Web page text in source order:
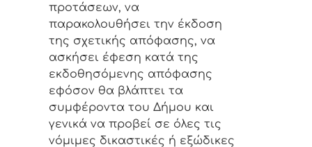
προτάσεων, να
παρακολουθήσει την έκδοση
της σχετικής απόφασης, να
ασκήσει έφεση κατά της
εκδοθησόμενης απόφασης
εφόσον θα βλάπτει τα
συμφέροντα του Δήμου και
γενικά να προβεί σε όλες τις
νόμιμες δικαστικές ή εξώδικες